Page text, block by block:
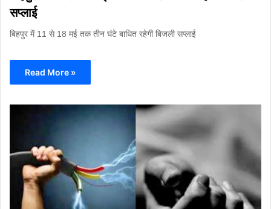
सप्लाई
बिहपुर में 11 से 18 मई तक तीन घंटे बाधित रहेगी बिजली सप्लाई
Read More »